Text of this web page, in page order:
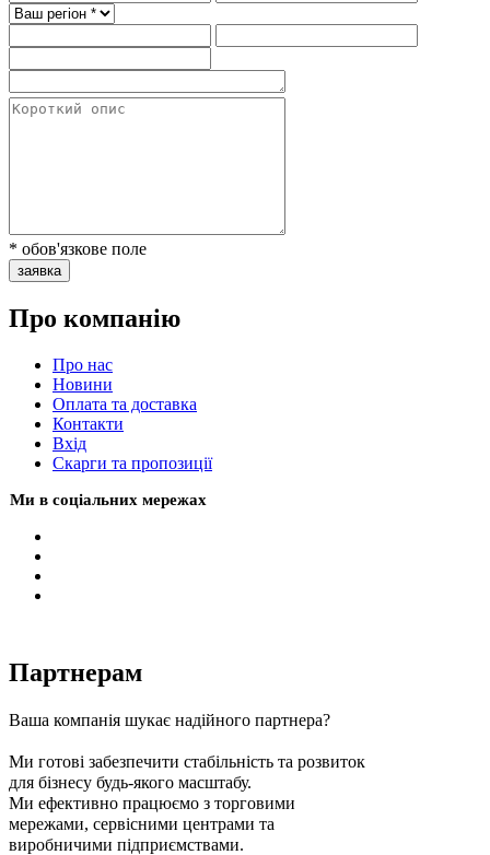
* обов'язкове поле
заявка
Про компанію
Про нас
Новини
Оплата та доставка
Контакти
Вхiд
Скарги та пропозиції
Ми в соціальних мережах
Партнерам
Ваша компанія шукає надійного партнера?
Ми готові забезпечити стабільність та розвиток
для бізнесу будь-якого масштабу.
Ми ефективно працюємо з торговими
мережами, сервісними центрами та
виробничими підприємствами.